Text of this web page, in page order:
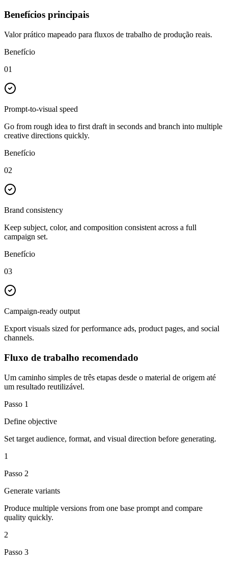
Benefícios principais
Valor prático mapeado para fluxos de trabalho de produção reais.
Benefício
01
Prompt-to-visual speed
Go from rough idea to first draft in seconds and branch into multiple
creative directions quickly.
Benefício
02
Brand consistency
Keep subject, color, and composition consistent across a full
campaign set.
Benefício
03
Campaign-ready output
Export visuals sized for performance ads, product pages, and social
channels.
Fluxo de trabalho recomendado
Um caminho simples de três etapas desde o material de origem até
um resultado reutilizável.
Passo 1
Define objective
Set target audience, format, and visual direction before generating.
1
Passo 2
Generate variants
Produce multiple versions from one base prompt and compare
quality quickly.
2
Passo 3